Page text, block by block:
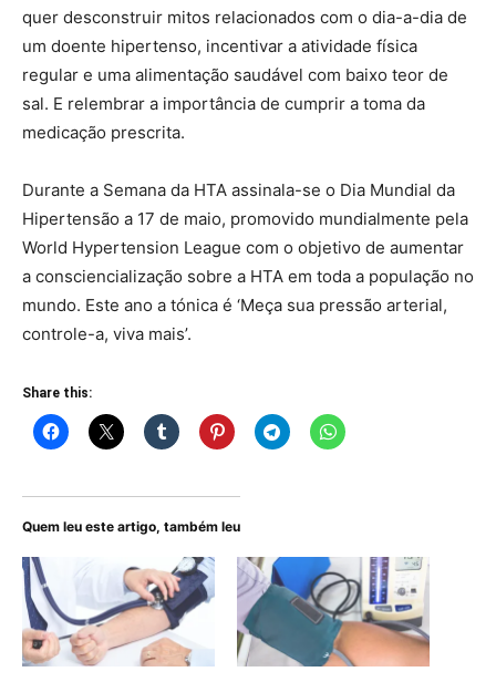
quer desconstruir mitos relacionados com o dia-a-dia de
um doente hipertenso, incentivar a atividade física
regular e uma alimentação saudável com baixo teor de
sal. E relembrar a importância de cumprir a toma da
medicação prescrita.
Durante a Semana da HTA assinala-se o Dia Mundial da
Hipertensão a 17 de maio, promovido mundialmente pela
World Hypertension League com o objetivo de aumentar
a consciencialização sobre a HTA em toda a população no
mundo. Este ano a tónica é ‘Meça sua pressão arterial,
controle-a, viva mais’.
Share this:
Quem leu este artigo, também leu